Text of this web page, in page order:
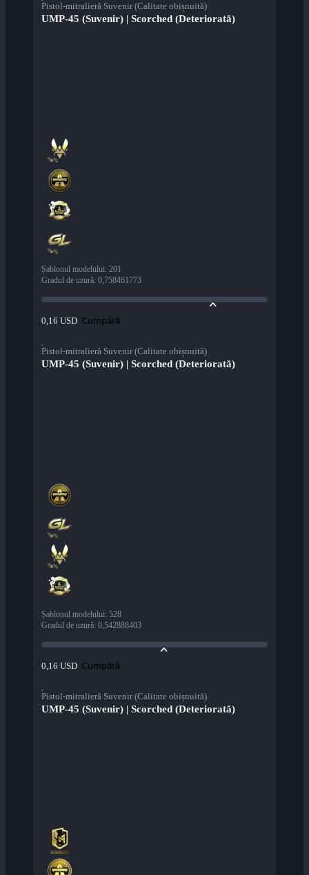
Pistol-mitralieră Suvenir (Calitate obișnuită)
UMP-45 (Suvenir) | Scorched (Deteriorată)
Șablonul modelului: 201
Gradul de uzură: 0,758461773
0,16 USD Cumpără
Pistol-mitralieră Suvenir (Calitate obișnuită)
UMP-45 (Suvenir) | Scorched (Deteriorată)
Șablonul modelului: 528
Gradul de uzură: 0,542888403
0,16 USD Cumpără
Pistol-mitralieră Suvenir (Calitate obișnuită)
UMP-45 (Suvenir) | Scorched (Deteriorată)